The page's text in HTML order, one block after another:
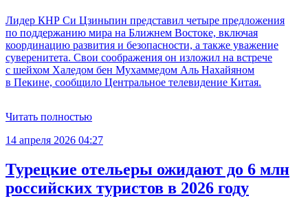
Лидер КНР Си Цзиньпин представил четыре предложения
по поддержанию мира на Ближнем Востоке, включая
координацию развития и безопасности, а также уважение
суверенитета. Свои соображения он изложил на встрече
с шейхом Халедом бен Мухаммедом Аль Нахайяном
в Пекине, сообщило Центральное телевидение Китая.
Читать полностью
14 апреля 2026 04:27
Турецкие отельеры ожидают до 6 млн
российских туристов в 2026 году